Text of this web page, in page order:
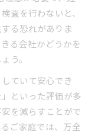
査を行わないと、
る恐れがありま
る会社かどうかを
う。
ていて安心でき
といった評価が多
を減らすことがで
ご家庭では、万全